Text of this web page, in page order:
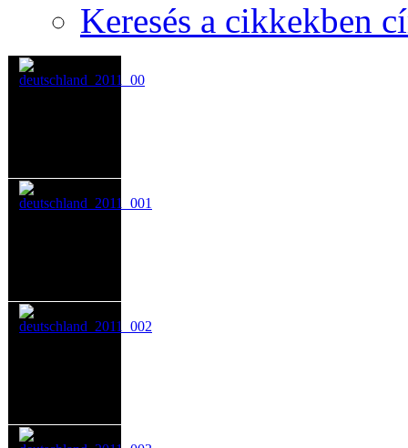
Keresés a cikkekben